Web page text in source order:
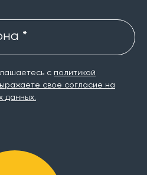
*
с политикой
свое согласие на
данных.